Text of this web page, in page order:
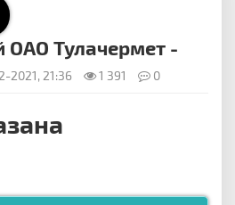
ОАО Тулачермет -
2021, 21:36 1 391 0